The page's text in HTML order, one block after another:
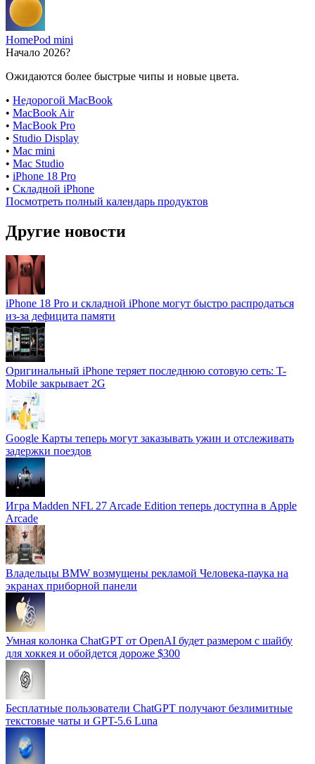
HomePod mini
Начало 2026?
Ожидаются более быстрые чипы и новые цвета.
• Недорогой MacBook
• MacBook Air
• MacBook Pro
• Studio Display
• Mac mini
• Mac Studio
• iPhone 18 Pro
• Складной iPhone
Посмотреть полный календарь продуктов
Другие новости
iPhone 18 Pro и складной iPhone могут быстро распродаться
из-за дефицита памяти
Оригинальный iPhone теряет последнюю сотовую сеть: T-
Mobile закрывает 2G
Google Карты теперь могут заказывать ужин и отслеживать
задержки поездов
Игра Madden NFL 27 Arcade Edition теперь доступна в Apple
Arcade
Владельцы BMW возмущены рекламой Человека-паука на
экранах приборной панели
Умная колонка ChatGPT от OpenAI будет размером с шайбу
для хоккея и обойдется дороже $300
Бесплатные пользователи ChatGPT получают безлимитные
текстовые чаты и GPT-5.6 Luna